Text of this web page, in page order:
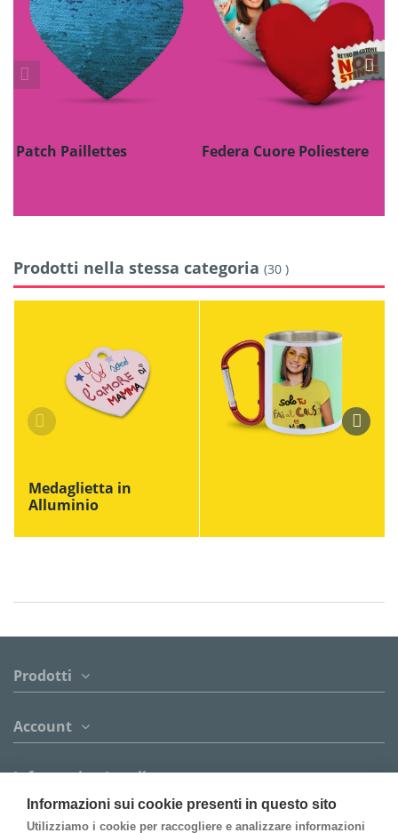
Informazioni sui cookie presenti in questo sito
Utilizziamo i cookie per raccogliere e analizzare informazioni
Patch Paillettes Federa Cuore Poliestere
Prodotti nella stessa categoria (30 )
Medaglietta in
Alluminio
Prodotti
Account
Informazion Legali
Contattaci